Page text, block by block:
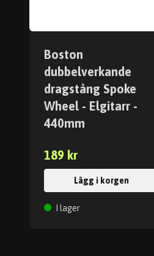
Boston
dubbelverkande
dragstång Spoke
Wheel - Elgitarr -
440mm
189 kr
Lägg i korgen
I lager